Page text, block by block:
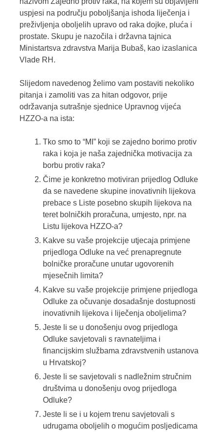
uspjesi na području poboljšanja ishoda liječenja i
preživljenja oboljelih upravo od raka dojke, pluća i
prostate. Skupu je nazočila i državna tajnica
Ministartsva zdravstva Marija Bubaš, kao izaslanica
Vlade RH.
Slijedom navedenog želimo vam postaviti nekoliko
pitanja i zamoliti vas za hitan odgovor, prije
održavanja sutrašnje sjednice Upravnog vijeća
HZZO-a na ista:
Tko smo to “MI” koji se zajedno borimo protiv
raka i koja je naša zajednička motivacija za
borbu protiv raka?
Čime je konkretno motiviran prijedlog Odluke
da se navedene skupine inovativnih lijekova
prebace s Liste posebno skupih lijekova na
teret bolničkih proračuna, umjesto, npr. na
Listu lijekova HZZO-a?
Kakve su vaše projekcije utjecaja primjene
prijedloga Odluke na već prenapregnute
bolničke proračune unutar ugovorenih
mjesečnih limita?
Kakve su vaše projekcije primjene prijedloga
Odluke za očuvanje dosadašnje dostupnosti
inovativnih lijekova i liječenja oboljelima?
Jeste li se u donošenju ovog prijedloga
Odluke savjetovali s ravnateljima i
financijskim službama zdravstvenih ustanova
u Hrvatskoj?
Jeste li se savjetovali s nadležnim stručnim
društvima u donošenju ovog prijedloga
Odluke?
Jeste li se i u kojem trenu savjetovali s
udrugama oboljelih o mogućim posljedicama